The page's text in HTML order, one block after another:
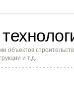
объектов
и т.д.